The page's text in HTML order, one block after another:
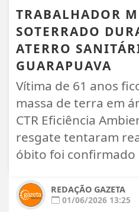
TRABALHADOR
SOTERRADO
ATERRO
GUARAPUAVA
Vítima de 61 anos
massa de terra em
CTR Eficiência
resgate tentaram
óbito foi confirmado
REDAÇÃO GAZETA
01/06/2026 13:25